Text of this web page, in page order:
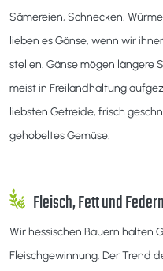
Sämereien, Schnecken,
lieben es Gänse, wenn wir
stellen. Gänse mögen längere
meist in Freilandhaltung
liebsten Getreide, frisch
gehobeltes Gemüse.
Fleisch, Fett und Federn
Wir hessischen Bauern halten
Fleischgewinnung. Der Trend